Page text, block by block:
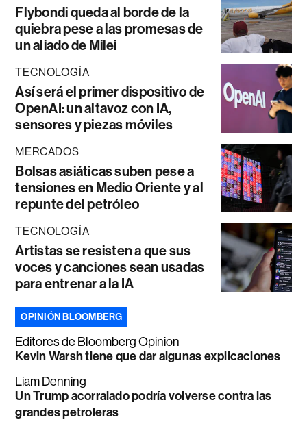
Flybondi queda al borde de la
quiebra pese a las promesas de
un aliado de Milei
TECNOLOGÍA
Así será el primer dispositivo de
OpenAI: un altavoz con IA,
sensores y piezas móviles
MERCADOS
Bolsas asiáticas suben pese a
tensiones en Medio Oriente y al
repunte del petróleo
TECNOLOGÍA
Artistas se resisten a que sus
voces y canciones sean usadas
para entrenar a la IA
OPINIÓN BLOOMBERG
Editores de Bloomberg Opinion
Kevin Warsh tiene que dar algunas explicaciones
Liam Denning
Un Trump acorralado podría volverse contra las
grandes petroleras